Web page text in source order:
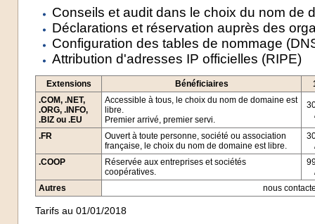
Conseils et audit dans le choix du nom de
Déclarations et réservation auprès des
Configuration des tables de nommage
Attribution d'adresses IP officielles (RIPE)
Extensions Bénéficiaires
.COM, .NET,
.ORG, .INFO,
.BIZ ou .EU
Accessible à tous, le choix du nom de domaine est
libre.
Premier arrivé, premier servi.
.FR
Ouvert à toute personne, société ou association
française, le choix du nom de domaine est libre.
.COOP
Réservée aux entreprises et sociétés
coopératives.
Autres
nous
Tarifs au 01/01/2018